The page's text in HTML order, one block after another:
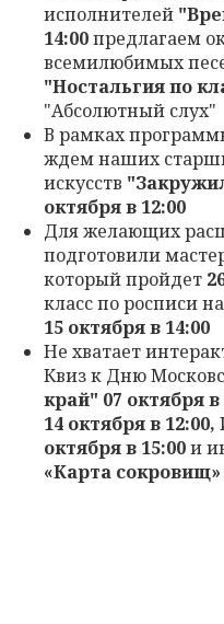
исполнителей
14:00предлагаем
всемилюбимых
"Ностальгия по
"Абсолютный слух"
В рамках
ждем наших
искусств
октября в 12:00
Для желающих
подготовили
который пройдет
класс по росписи
15 октября в 14:00
Не хватает
Квиз к Дню
край" 07 октября в
14 октября в 12:00,
октября в 15:00и
«Карта сокровищ»